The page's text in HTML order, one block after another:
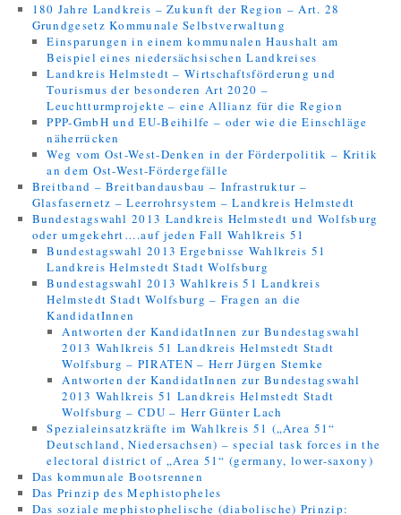
180 Jahre Landkreis – Zukunft der Region – Art. 28
Grundgesetz Kommunale Selbstverwaltung
Einsparungen in einem kommunalen Haushalt am
Beispiel eines niedersächsischen Landkreises
Landkreis Helmstedt – Wirtschaftsförderung und
Tourismus der besonderen Art 2020 –
Leuchtturmprojekte – eine Allianz für die Region
PPP-GmbH und EU-Beihilfe – oder wie die Einschläge
näherrücken
Weg vom Ost-West-Denken in der Förderpolitik – Kritik
an dem Ost-West-Fördergefälle
Breitband – Breitbandausbau – Infrastruktur –
Glasfasernetz – Leerrohrsystem – Landkreis Helmstedt
Bundestagswahl 2013 Landkreis Helmstedt und Wolfsburg
oder umgekehrt….auf jeden Fall Wahlkreis 51
Bundestagswahl 2013 Ergebnisse Wahlkreis 51
Landkreis Helmstedt Stadt Wolfsburg
Bundestagswahl 2013 Wahlkreis 51 Landkreis
Helmstedt Stadt Wolfsburg – Fragen an die
KandidatInnen
Antworten der KandidatInnen zur Bundestagswahl
2013 Wahlkreis 51 Landkreis Helmstedt Stadt
Wolfsburg – PIRATEN – Herr Jürgen Stemke
Antworten der KandidatInnen zur Bundestagswahl
2013 Wahlkreis 51 Landkreis Helmstedt Stadt
Wolfsburg – CDU – Herr Günter Lach
Spezialeinsatzkräfte im Wahlkreis 51 („Area 51“
Deutschland, Niedersachsen) – special task forces in the
electoral district of „Area 51“ (germany, lower-saxony)
Das kommunale Bootsrennen
Das Prinzip des Mephistopheles
Das soziale mephistophelische (diabolische) Prinzip: